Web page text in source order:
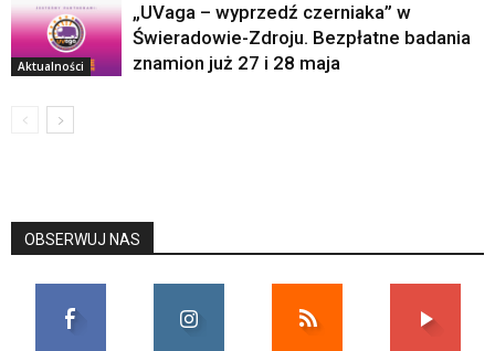
Aktualności
„UVaga – wyprzedź czerniaka” w
Świeradowie-Zdroju. Bezpłatne badania
znamion już 27 i 28 maja
OBSERWUJ NAS